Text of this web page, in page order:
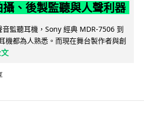
、後製監聽與人聲利器
監聽耳機，Sony 經典 MDR-7506 到
機都為人熟悉。而現在舞台製作者與創